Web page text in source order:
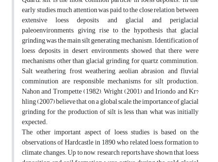
early studies, much attention was paid to the close relation between
extensive loess deposits and glacial and periglacial
paleoenvironments, giving rise to the hypothesis that glacial
grinding was the main silt generating mechanism. Identification of
loess deposits in desert environments showed that there were
mechanisms other than glacial grinding for quartz comminution.
Salt weathering, frost weathering, aeolian abrasion, and fluvial
comminution are responsible mechanisms for silt production.
Nahon and Trompette (1982), Wright (2001) and Iriondo and Kr?
hling (2007) believe that, on a global scale, the importance of glacial
grinding for the production of silt is less than what was initially
expected.
The other important aspect of loess studies is based on the
observations of Hardcastle in 1890 who related loess formation to
climate changes. Up to now, research reports have shown that loess